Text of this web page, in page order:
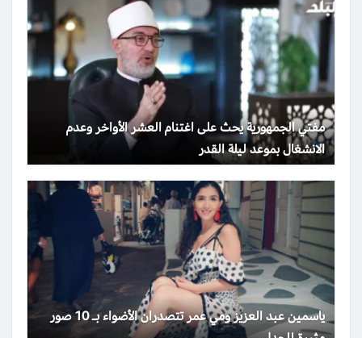
مفتي الجمهورية يحث على اغتنام العشر الأواخر وعدم
الانشغال بموعد ليلة القدر
ياسمين عبد العزيز ومي عمر تتصدران الأضواء بـ 10 صور